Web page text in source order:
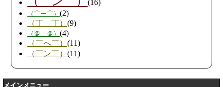
(16)
（⌒ー⌒） (2)
（丁＿丁） (9)
（＠＿＠） (4)
（￣へ￣） (11)
（￣ン￣） (11)
メインメニュー